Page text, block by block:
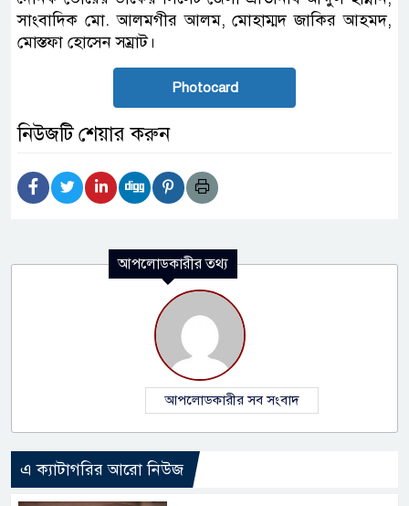
সাংবাদিক মো. আলমগীর আলম, মোহাম্মদ জাকির আহমদ,
মোস্তফা হোসেন সম্রাট।
Photocard
নিউজটি শেয়ার করুন
আপলোডকারীর তথ্য
আপলোডকারীর সব সংবাদ
এ ক্যাটাগরির আরো নিউজ